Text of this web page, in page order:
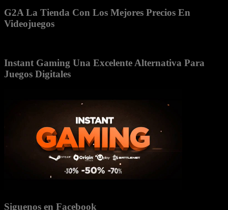
G2A La Tienda Con Los Mejores Precios En
Videojuegos
Instant Gaming Una Excelente Alternativa Para
Juegos Digitales
Siguenos en Facebook